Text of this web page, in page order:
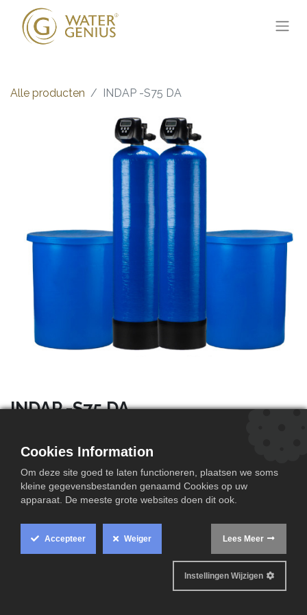
Alle producten INDAP -S75 DA
INDAP -S75 DA
Technische informatie
Productinfo Technische data
Cookies Information
Om deze site goed te laten functioneren, plaatsen we soms
kleine gegevensbestanden genaamd Cookies op uw
apparaat. De meeste grote websites doen dit ook.
Accepteer Weiger Lees Meer
Instellingen Wijzigen